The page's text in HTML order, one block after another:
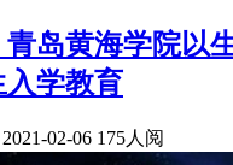
岛黄海学院以
入学教育
2021-02-06 175人阅